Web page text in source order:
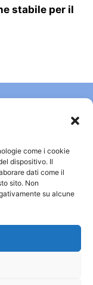
come i cookie
dispositivo. Il
dati come il
sito. Non
su alcune
stabile per il
Qui trovi guide
salute e vita
Osservare,
è da qui che